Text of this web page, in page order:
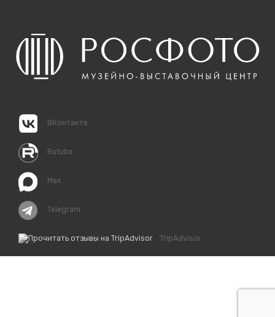
ВКонтакте
Rutube
Max
Telegram
TripAdvisor